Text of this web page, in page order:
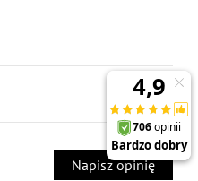
Napisz opinię